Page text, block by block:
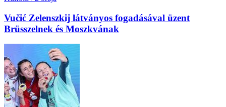
Vučić Zelenszkij látványos fogadásával üzent
Brüsszelnek és Moszkvának